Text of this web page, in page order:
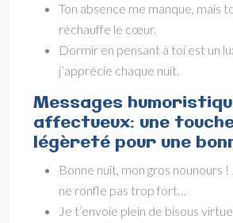
Ton absence me manque, mais
réchauffe le cœur.
Dormir en pensant à toi est un
j’apprécie chaque nuit.
Messages
affectueux: une
légèreté pour une
Bonne nuit, mon gros nounours !
ne ronfle pas trop fort…
Je t’envoie plein de bisous